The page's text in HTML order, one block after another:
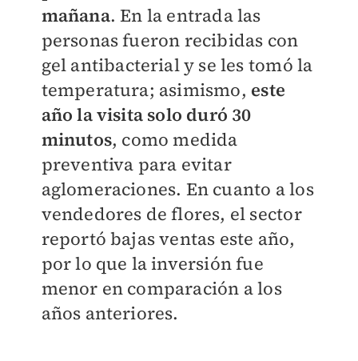
mañana. En la entrada las
personas fueron recibidas con
gel antibacterial y se les tomó la
temperatura; asimismo, este
año la visita solo duró 30
minutos, como medida
preventiva para evitar
aglomeraciones. En cuanto a los
vendedores de flores, el sector
reportó bajas ventas este año,
por lo que la inversión fue
menor en comparación a los
años anteriores.